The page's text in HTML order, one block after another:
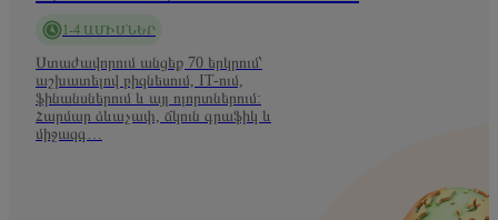
1-4 ԱՄԻՍՆԵՐ
Ստաժավորում անցեք 70 երկրում՝
աշխատելով բիզնեսում, IT-ում,
ֆինանսներում և այլ ոլորտներում:
Հարմար ձևաչափ, ճկուն գրաֆիկ և
միջազգ…